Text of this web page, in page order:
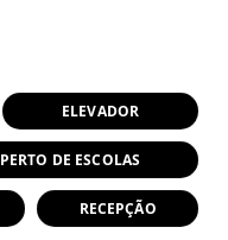
ELEVADOR
PERTO DE ESCOLAS
RECEPÇÃO